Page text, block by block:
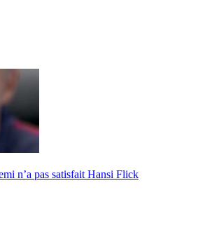
n’a pas satisfait Hansi Flick